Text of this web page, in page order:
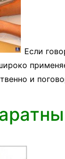
Если
и